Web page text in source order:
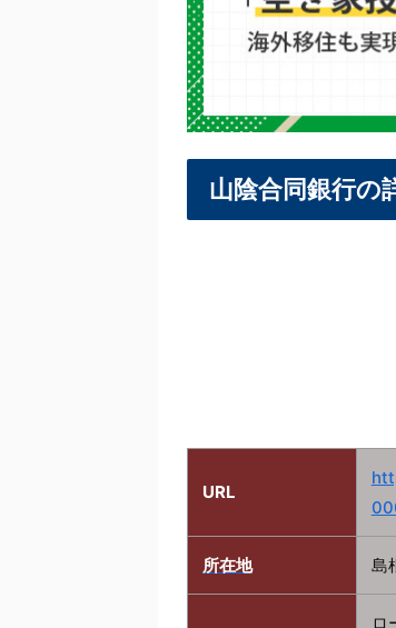
山陰合同銀行の
URL
所在地 島
ロ